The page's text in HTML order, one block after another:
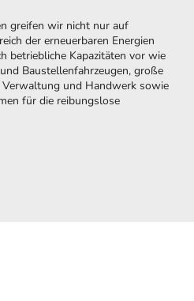
greifen wir nicht nur auf
der erneuerbaren Energien
betriebliche Kapazitäten vor wie
Baustellenfahrzeugen, große
und Handwerk sowie
für die reibungslose